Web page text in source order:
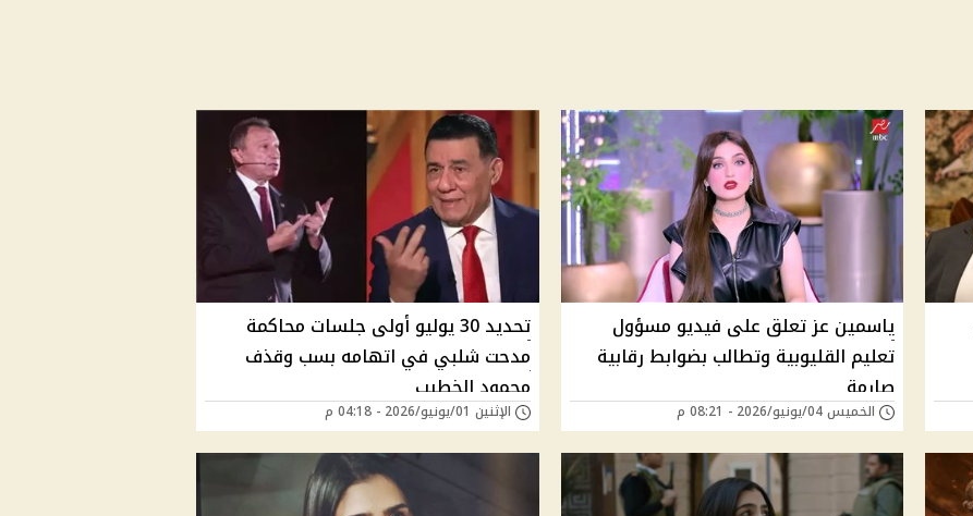
ياسمين عز تعلق على فيديو مسؤول
تعليم القليوبية وتطالب بضوابط رقابية
صارمة
الخميس 04/يونيو/2026 - 08:21 م
تحديد 30 يوليو أولى جلسات محاكمة
مدحت شلبي في اتهامه بسب وقذف
محمود الخطيب
الإثنين 01/يونيو/2026 - 04:18 م